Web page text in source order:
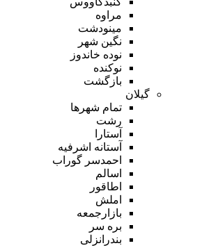
مراوه
مینودشت
نگین شهر
نوده خاندوز
نوکنده
بازگشت
گیلان
تمام شهر‌ها
رشت
آستارا
آستانه اشرفیه
احمدسر گوراب
اسالم
اطاقور
املش
بازارجمعه
بره سر
بندرانزلی